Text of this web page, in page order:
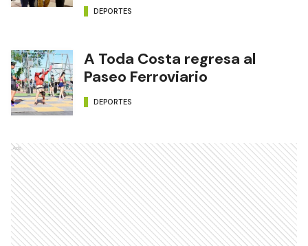
DEPORTES
A Toda Costa regresa al
Paseo Ferroviario
DEPORTES
Ads